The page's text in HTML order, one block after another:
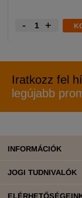
- +
Iratkozz fel
legújabb
INFORMÁCIÓK
JOGI TUDNIVALÓK